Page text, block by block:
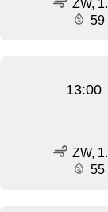
ZW,
59
13:00
ZW,
55